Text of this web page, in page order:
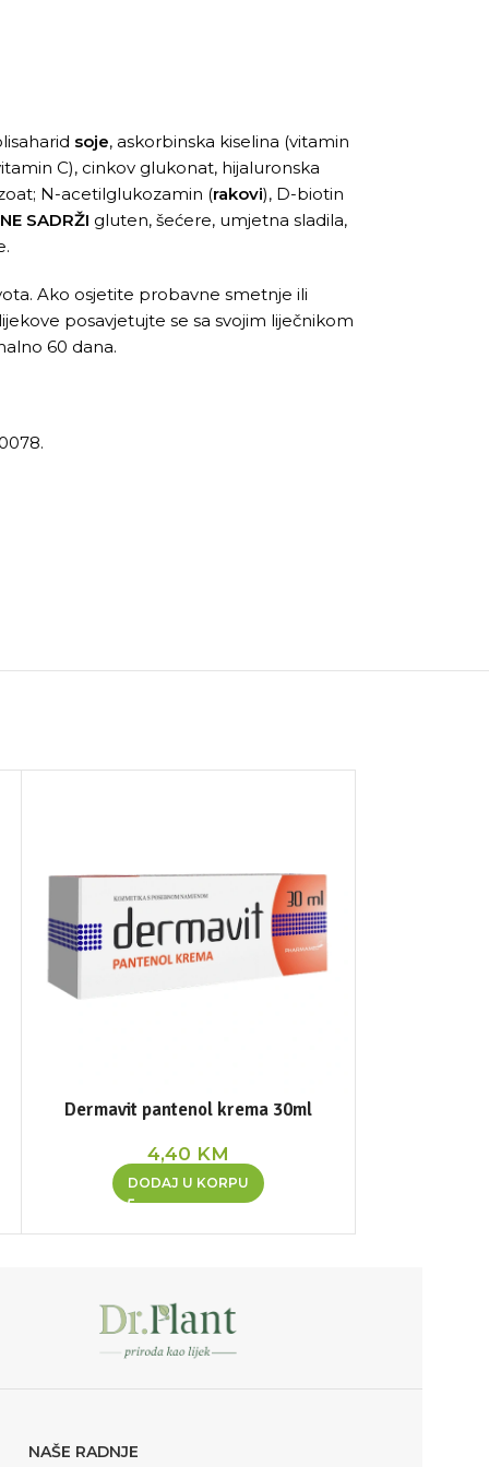
soje, askorbinska kiselina (vitamin
C), cinkov glukonat, hijaluronska
N-acetilglukozamin (rakovi), D-biotin
NE SADRŽI gluten, šećere, umjetna sladila,
Ako osjetite probavne smetnje ili
posavjetujte se sa svojim liječnikom
60 dana.
Dermavit pantenol krema 30ml
4,40 KM
DODAJ U KORPU
NAŠE RADNJE